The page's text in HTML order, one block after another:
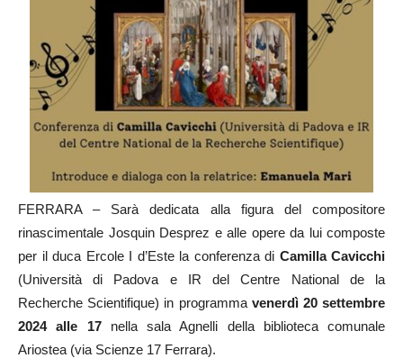
FERRARA – Sarà dedicata alla figura del compositore
rinascimentale Josquin Desprez e alle opere da lui composte
per il duca Ercole I d’Este la conferenza di Camilla Cavicchi
(Università di Padova e IR del Centre National de la
Recherche Scientifique) in programma venerdì 20 settembre
2024 alle 17nella sala Agnelli della biblioteca comunale
Ariostea (via Scienze 17 Ferrara).